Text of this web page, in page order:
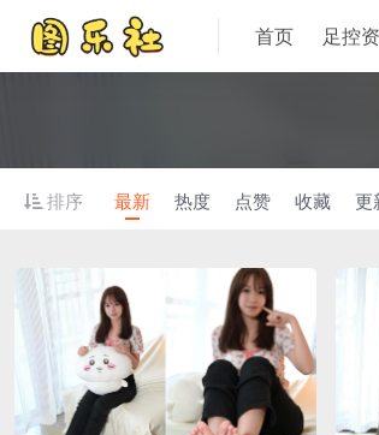
首页 足控
排序 最新 热度 点赞 收藏 更